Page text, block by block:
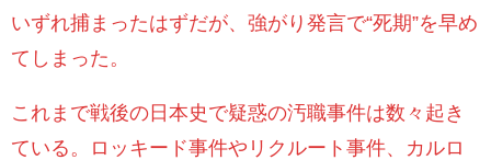
いずれ捕まったはずだが、強がり発言で“死期”を早め
てしまった。
これまで戦後の日本史で疑惑の汚職事件は数々起き
ている。ロッキード事件やリクルート事件、カルロ